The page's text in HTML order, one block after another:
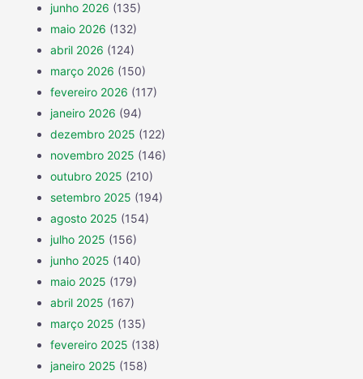
junho 2026 (135)
maio 2026 (132)
abril 2026 (124)
março 2026 (150)
fevereiro 2026 (117)
janeiro 2026 (94)
dezembro 2025 (122)
novembro 2025 (146)
outubro 2025 (210)
setembro 2025 (194)
agosto 2025 (154)
julho 2025 (156)
junho 2025 (140)
maio 2025 (179)
abril 2025 (167)
março 2025 (135)
fevereiro 2025 (138)
janeiro 2025 (158)